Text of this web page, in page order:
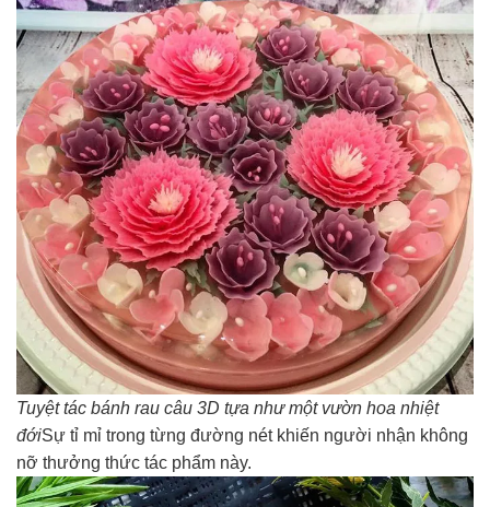
Tuyệt tác bánh rau câu 3D tựa như một vườn hoa nhiệt
đớiSự tỉ mỉ trong từng đường nét khiến người nhận không
nỡ thưởng thức tác phẩm này.